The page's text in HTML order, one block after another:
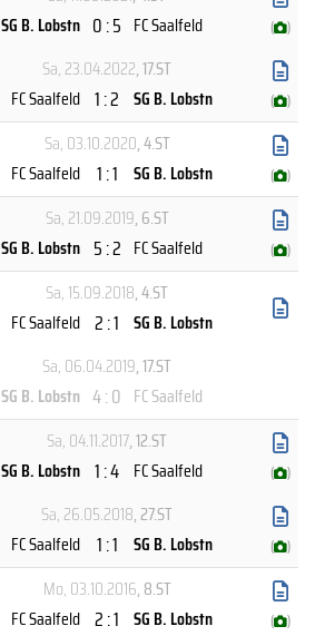
SG B. Lobstn 0 : 5 FC Saalfeld ( )
Sa, 23.04.2022, 17.ST
FC Saalfeld 1 : 2 SG B. Lobstn ( )
Sa, 03.10.2020, 4.ST
FC Saalfeld
1 : 1 SG B. Lobstn ( )
Sa, 21.09.2019, 6.ST
SG B. Lobstn 5 : 2 FC Saalfeld ( )
Sa, 15.09.2018, 4.ST
FC Saalfeld 2 : 1 SG B. Lobstn
Sa, 06.04.2019, 17.ST
SG B. Lobstn 4 : 0 FC Saalfeld
Sa, 04.11.2017, 12.ST
SG B. Lobstn 1 : 4 FC Saalfeld ( )
Sa, 26.05.2018, 27.ST
FC Saalfeld
1 : 1 SG B. Lobstn ( )
Mo, 03.10.2016, 8.ST
FC Saalfeld 2 : 1 SG B. Lobstn ( )